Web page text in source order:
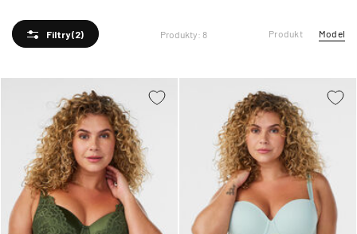
Filtry(2) Produkty: 8 Produkt Model